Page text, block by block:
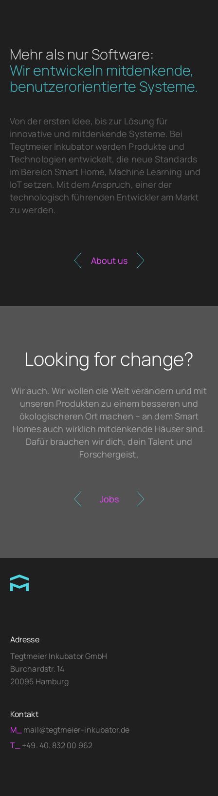
Mehr als nur Software:
Wir entwickeln mitdenkende,
benutzerorientierte Systeme.
Von der ersten Idee, bis zur Lösung für
innovative und mitdenkende Systeme. Bei
Tegtmeier Inkubator werden Produkte und
Technologien entwickelt, die neue Standards
im Bereich Smart Home, Machine Learning und
IoT setzen. Mit dem Anspruch, einer der
technologisch führenden Entwickler am Markt
zu werden.
About us
Looking for change?
Wir auch. Wir wollen die Welt verändern und mit
unseren Produkten zu einem besseren und
ökologischeren Ort machen – an dem Smart
Homes auch wirklich mitdenkende Häuser sind.
Dafür brauchen wir dich, dein Talent und
Forschergeist.
Jobs
Adresse
Tegtmeier Inkubator GmbH
Burchardstr. 14
20095 Hamburg
Kontakt
M_mail@tegtmeier-inkubator.de
T_+49. 40. 832 00 962